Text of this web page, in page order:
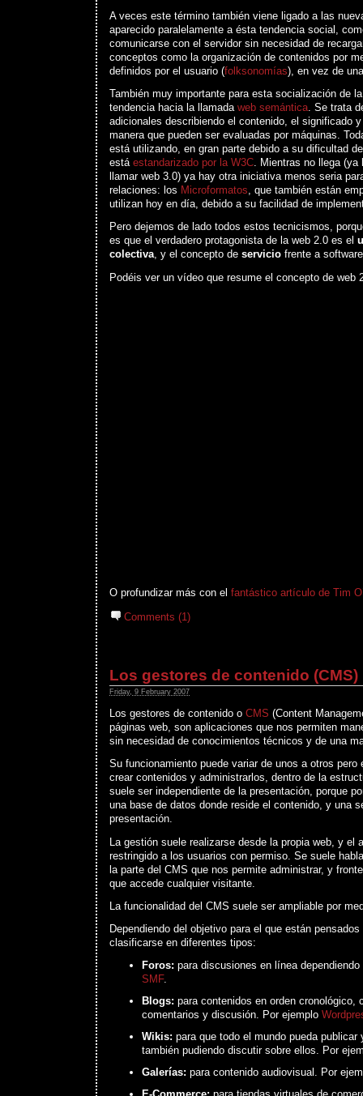
A veces este término también viene ligado a las
aparecido paralelamente a ésta tendencia social,
comunicarse con el servidor sin necesidad de
conceptos como la organización de contenidos por
definidos por el usuario (folksonomías), en vez de
También muy importante para esta socialización de
tendencia hacia la llamada web semántica. Se trata
adicionales describiendo el contenido, el significado
manera que pueden ser evaluadas por máquinas.
está utilizando, en gran parte debido a su dificultad
está estandarizado por la W3C. Mientras no llega (ya
llamar web 3.0) ya hay otra iniciativa menos seria
relaciones: los Microformatos, que también están
utilizan hoy en día, debido a su facilidad de
Pero dejemos de lado todos estos tecnicismos,
es que el verdadero protagonista de la web 2.0 es el
colectiva, y el concepto de servicio frente a
Podéis ver un vídeo que resume el concepto de web
O profundizar más con el fantástico artículo de Tim
Comments (1)
Los gestores de contenido (CMS)
Friday, 9 February 2007
Los gestores de contenido o CMS (Content
páginas web, son aplicaciones que nos permiten
sin necesidad de conocimientos técnicos y de una
Su funcionamiento puede variar de unos a otros pero
crear contenidos y administrarlos, dentro de la
suele ser independiente de la presentación, porque
una base de datos donde reside el contenido, y una
presentación.
La gestión suele realizarse desde la propia web, y el
restringido a los usuarios con permiso. Se suele
la parte del CMS que nos permite administrar, y
que accede cualquier visitante.
La funcionalidad del CMS suele ser ampliable por
Dependiendo del objetivo para el que están
clasificarse en diferentes tipos:
Foros: para discusiones en línea
SMF.
Blogs: para contenidos en orden cronológico,
comentarios y discusión. Por ejemplo
Wikis: para que todo el mundo pueda
también pudiendo discutir sobre ellos. Por
Galerías: para contenido audiovisual. Por